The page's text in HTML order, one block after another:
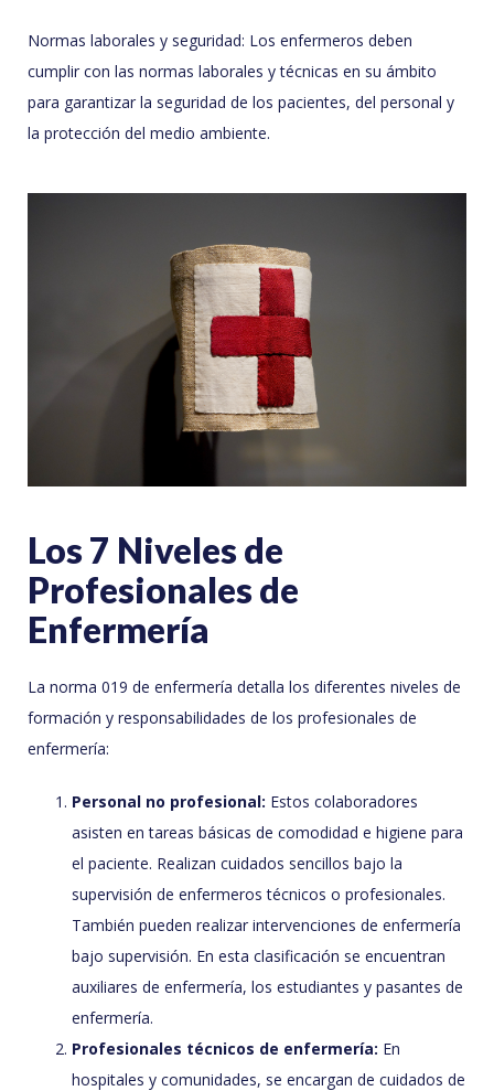
Normas laborales y seguridad: Los enfermeros deben
cumplir con las normas laborales y técnicas en su ámbito
para garantizar la seguridad de los pacientes, del personal y
la protección del medio ambiente.
Los 7 Niveles de
Profesionales de
Enfermería
La norma 019 de enfermería detalla los diferentes niveles de
formación y responsabilidades de los profesionales de
enfermería:
Personal no profesional: Estos colaboradores
asisten en tareas básicas de comodidad e higiene para
el paciente. Realizan cuidados sencillos bajo la
supervisión de enfermeros técnicos o profesionales.
También pueden realizar intervenciones de enfermería
bajo supervisión. En esta clasificación se encuentran
auxiliares de enfermería, los estudiantes y pasantes de
enfermería.
Profesionales técnicos de enfermería: En
hospitales y comunidades, se encargan de cuidados de